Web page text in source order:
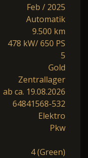
Feb / 2025
Automatik
9.500 km
478 kW/ 650 PS
5
Gold
Zentrallager
ab ca. 19.08.2026
64841568-532
Elektro
Pkw
4 (Green)